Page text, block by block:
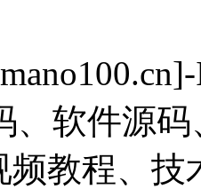
、软件源
频教程、